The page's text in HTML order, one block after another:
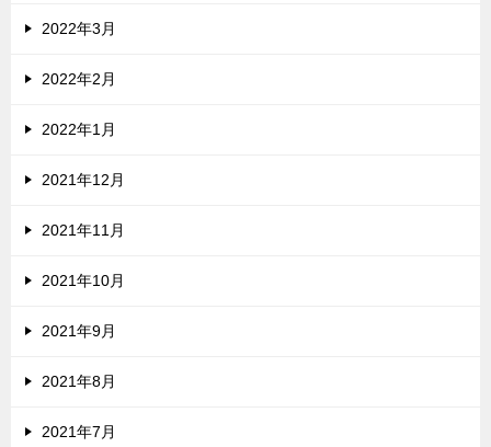
2022年3月
2022年2月
2022年1月
2021年12月
2021年11月
2021年10月
2021年9月
2021年8月
2021年7月